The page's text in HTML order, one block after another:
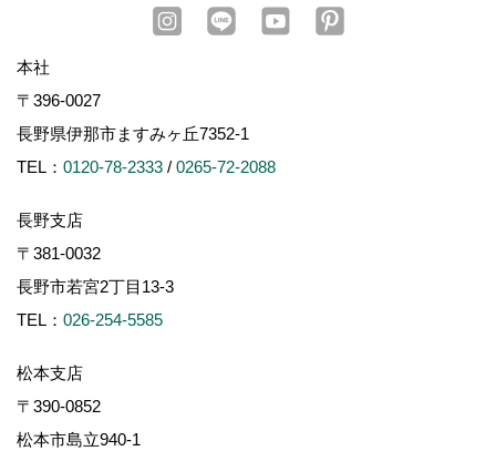
本社
〒396-0027
長野県伊那市ますみヶ丘7352-1
TEL： 0120-78-2333 / 0265-72-2088
長野支店
〒381-0032
長野市若宮2丁目13-3
TEL： 026-254-5585
松本支店
〒390-0852
松本市島立940-1